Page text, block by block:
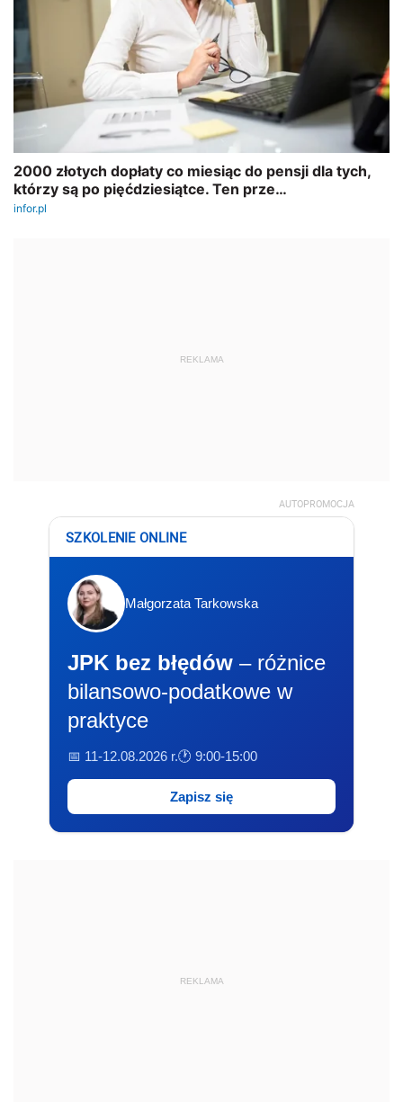
REKLAMA
AUTOPROMOCJA
SZKOLENIE ONLINE
Małgorzata Tarkowska
JPK bez błędów – różnice
bilansowo-podatkowe w
praktyce
📅 11-12.08.2026 r.🕐 9:00-15:00
Zapisz się
REKLAMA